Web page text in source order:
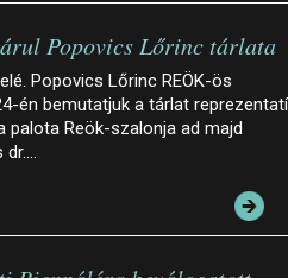
Popovics Lőrinc tárlata
Popovics Lőrinc REÖK-ös
én bemutatjuk a tárlat
palota Reök-szalonja ad majd
dr.…